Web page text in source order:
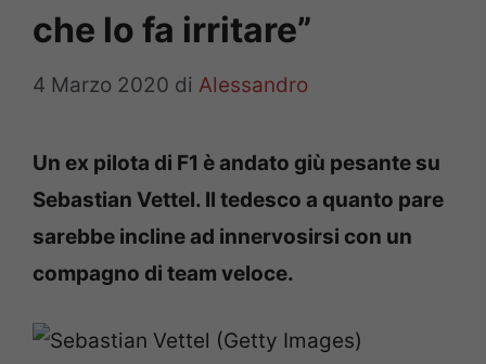
che lo fa irritare”
4 Marzo 2020 di Alessandro
Un ex pilota di F1 è andato giù pesante su
Sebastian Vettel. Il tedesco a quanto pare
sarebbe incline ad innervosirsi con un
compagno di team veloce.